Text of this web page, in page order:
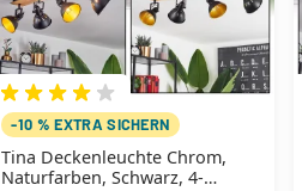
-10 % EXTRA SICHERN
Tina Deckenleuchte Chrom,
Naturfarben, Schwarz, 4-